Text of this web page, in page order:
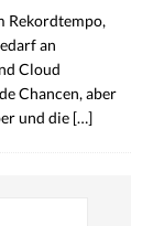
Rekordtempo,
an
Cloud
Chancen, aber
und die […]